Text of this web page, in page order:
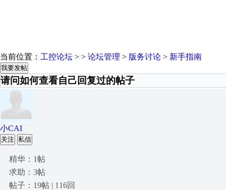
当前位置： 工控论坛 > > 论坛管理 > 版务讨论 > 新手指南
我要发帖
请问如何查看自己回复过的帖子
小CAI
关注 私信
精华：1帖
求助：3帖
帖子：19帖 | 116回